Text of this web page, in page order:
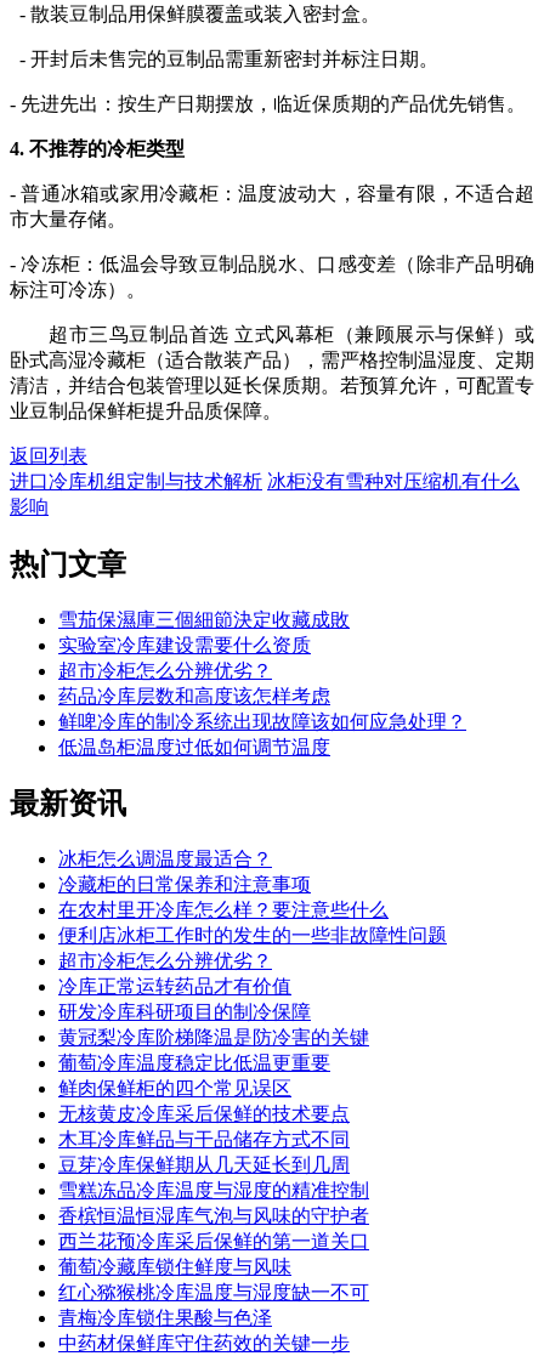
- 散装豆制品用保鲜膜覆盖或装入密封盒。
- 开封后未售完的豆制品需重新密封并标注日期。
- 先进先出：按生产日期摆放，临近保质期的产品优先销售。
4. 不推荐的冷柜类型
- 普通冰箱或家用冷藏柜：温度波动大，容量有限，不适合超
市大量存储。
- 冷冻柜：低温会导致豆制品脱水、口感变差（除非产品明确
标注可冷冻）。
超市三鸟豆制品首选 立式风幕柜（兼顾展示与保鲜）或
卧式高湿冷藏柜（适合散装产品），需严格控制温湿度、定期
清洁，并结合包装管理以延长保质期。若预算允许，可配置专
业豆制品保鲜柜提升品质保障。
返回列表
进口冷库机组定制与技术解析 冰柜没有雪种对压缩机有什么
影响
热门文章
雪茄保濕庫三個細節決定收藏成敗
实验室冷库建设需要什么资质
超市冷柜怎么分辨优劣？
药品冷库层数和高度该怎样考虑
鲜啤冷库的制冷系统出现故障该如何应急处理？
低温岛柜温度过低如何调节温度
最新资讯
冰柜怎么调温度最适合？
冷藏柜的日常保养和注意事项
在农村里开冷库怎么样？要注意些什么
便利店冰柜工作时的发生的一些非故障性问题
超市冷柜怎么分辨优劣？
冷库正常运转药品才有价值
研发冷库科研项目的制冷保障
黄冠梨冷库阶梯降温是防冷害的关键
葡萄冷库温度稳定比低温更重要
鲜肉保鲜柜的四个常见误区
无核黄皮冷库采后保鲜的技术要点
木耳冷库鲜品与干品储存方式不同
豆芽冷库保鲜期从几天延长到几周
雪糕冻品冷库温度与湿度的精准控制
香槟恒温恒湿库气泡与风味的守护者
西兰花预冷库采后保鲜的第一道关口
葡萄冷藏库锁住鲜度与风味
红心猕猴桃冷库温度与湿度缺一不可
青梅冷库锁住果酸与色泽
中药材保鲜库守住药效的关键一步